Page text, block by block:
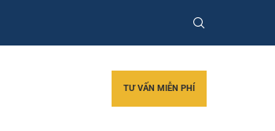
TƯ VẤN MIỄN PHÍ